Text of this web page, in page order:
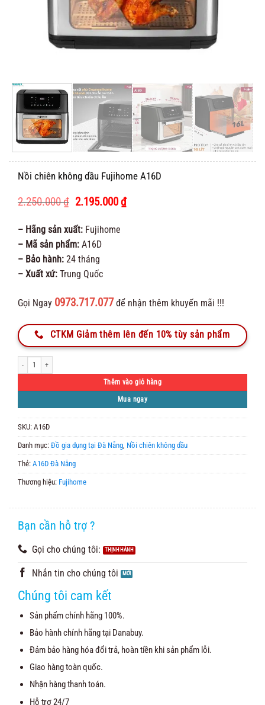
Nồi chiên không dầu Fujihome A16D
2.250.000₫ Giá
là:
2.250.000 ₫.
2.195.000₫Giá
– Hãng sản xuất: Fujihome
– Mã sản phẩm: A16D
– Bảo hành: 24 tháng
– Xuất xứ: Trung Quốc
Gọi Ngay 0973.717.077 để nhận thêm khuyến mãi !!!
CTKM Giảm thêm lên đến 10% tùy sản phẩm
Nồi chiên không dầu Fujihome A16D số lượng
Thêm vào giỏ hàng
Mua ngay
SKU: A16D
Danh mục: Đồ gia dụng tại Đà Nẵng, Nồi chiên không dầu
Thẻ: A16D Đà Nẵng
Thương hiệu: Fujihome
Bạn cần hỗ trợ ?
Gọi cho chúng tôi:
Nhắn tin cho chúng tôi
Chúng tôi cam kết
Sản phẩm chính hãng 100%.
Bảo hành chính hãng tại Danabuy.
Đảm bảo hàng hóa đổi trả, hoàn tiền khi sản phẩm lỗi.
Giao hàng toàn quốc.
Nhận hàng thanh toán.
Hỗ trợ 24/7